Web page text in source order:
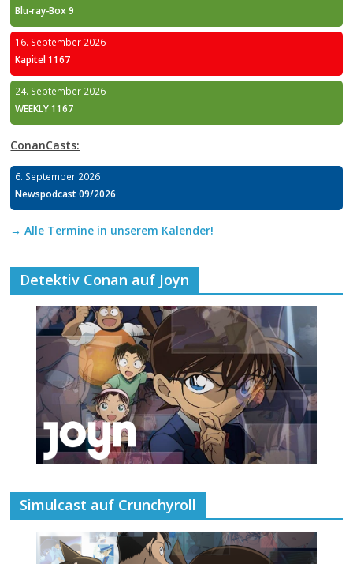
Blu-ray-Box 9
16. September 2026
Kapitel 1167
24. September 2026
WEEKLY 1167
ConanCasts:
6. September 2026
Newspodcast 09/2026
→ Alle Termine in unserem Kalender!
Detektiv Conan auf Joyn
Simulcast auf Crunchyroll